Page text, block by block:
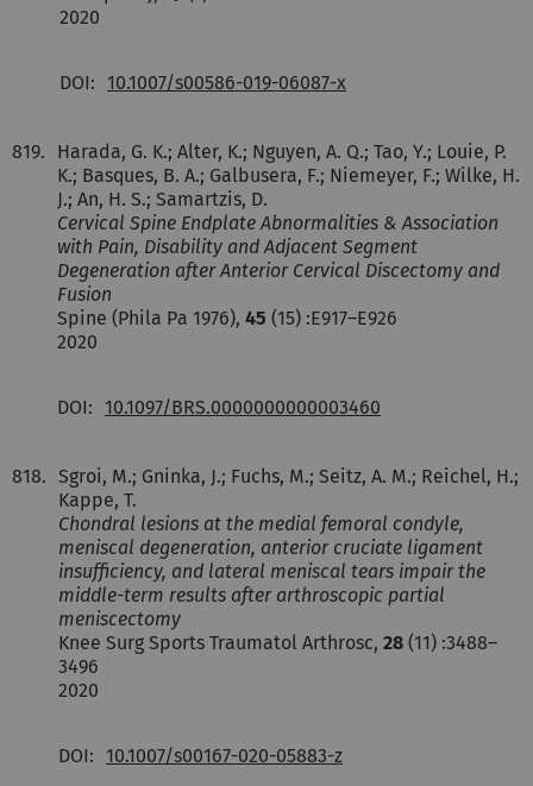
2020
DOI: 10.1007/s00586-019-06087-x
819.
Harada, G. K.; Alter, K.; Nguyen, A. Q.; Tao, Y.; Louie, P.
K.; Basques, B. A.; Galbusera, F.; Niemeyer, F.; Wilke, H.
J.; An, H. S.; Samartzis, D.
Cervical Spine Endplate Abnormalities & Association
with Pain, Disability and Adjacent Segment
Degeneration after Anterior Cervical Discectomy and
Fusion
Spine (Phila Pa 1976), 45 (15) :E917–E926
2020
DOI: 10.1097/BRS.0000000000003460
818. Sgroi, M.; Gninka, J.; Fuchs, M.; Seitz, A. M.; Reichel, H.;
Kappe, T.
Chondral lesions at the medial femoral condyle,
meniscal degeneration, anterior cruciate ligament
insufficiency, and lateral meniscal tears impair the
middle-term results after arthroscopic partial
meniscectomy
Knee Surg Sports Traumatol Arthrosc, 28 (11) :3488–
3496
2020
DOI: 10.1007/s00167-020-05883-z